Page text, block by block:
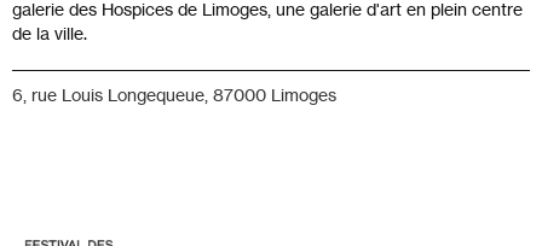
galerie des Hospices de Limoges, une galerie d'art en plein centre
de la ville.
6, rue Louis Longequeue, 87000 Limoges